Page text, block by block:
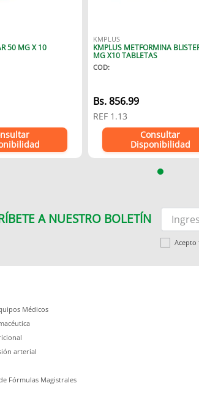
50 MG X 10
KMPLUS
KMPLUS METFORMINA BLISTER 500
MG X10 TABLETAS
COD:
Bs.856.99
REF 1.13
Consultar
Disponibilidad
A NUESTRO BOLETÍN
Acepto
Médicos
arterial
Fórmulas Magistrales